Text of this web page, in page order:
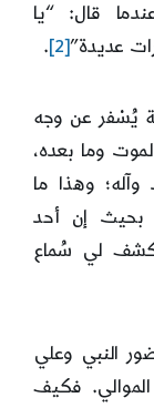
قال: “يا
عديدة”[2]
.
يُسْفر عن وجه
وما بعده،
وهذا ما
بحيث إن أحد
لي سُماع
النبي وعلي
فكيف